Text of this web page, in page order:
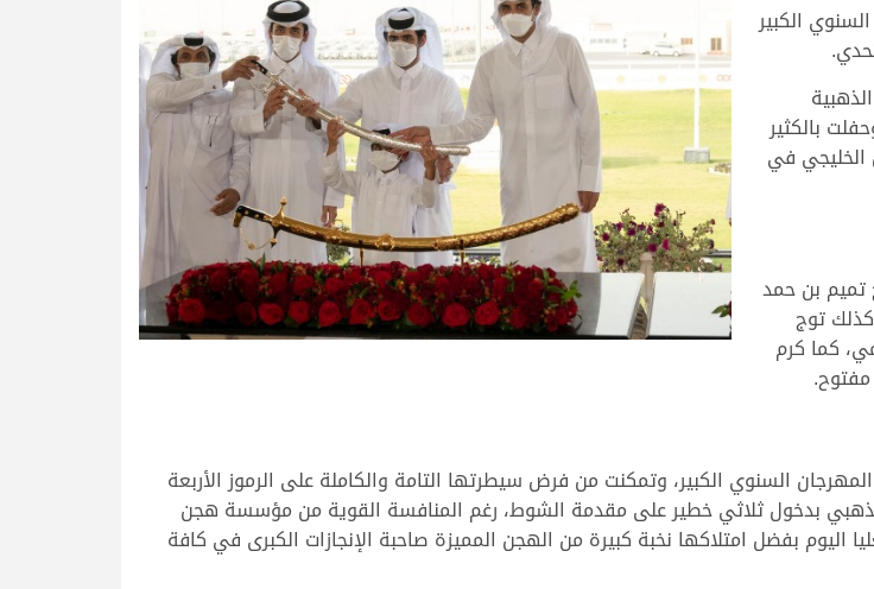
الكبير
بالكثير
في
تميم بن حمد
توج
كما كرم
السنوي الكبير، وتمكنت من فرض سيطرتها التامة والكاملة على الرموز الأربعة
بدخول ثلاثي خطير على مقدمة الشوط، رغم المنافسة القوية من مؤسسة هجن
بفضل امتلاكها نخبة كبيرة من الهجن المميزة صاحبة الإنجازات الكبرى في كافة